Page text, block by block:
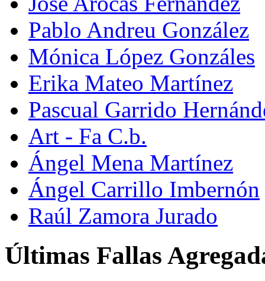
Pablo Andreu González
Mónica López Gonzáles
Erika Mateo Martínez
Pascual Garrido
Art - Fa C.b.
Ángel Mena Martínez
Ángel Carrillo Imbernón
Raúl Zamora Jurado
Últimas Fallas